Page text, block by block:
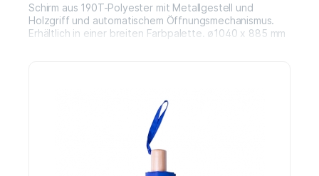
Schirm aus 190T-Polyester mit Metallgestell und
Holzgriff und automatischem Öffnungsmechanismus.
Erhältlich in einer breiten Farbpalette. ø1040 x 885 mm